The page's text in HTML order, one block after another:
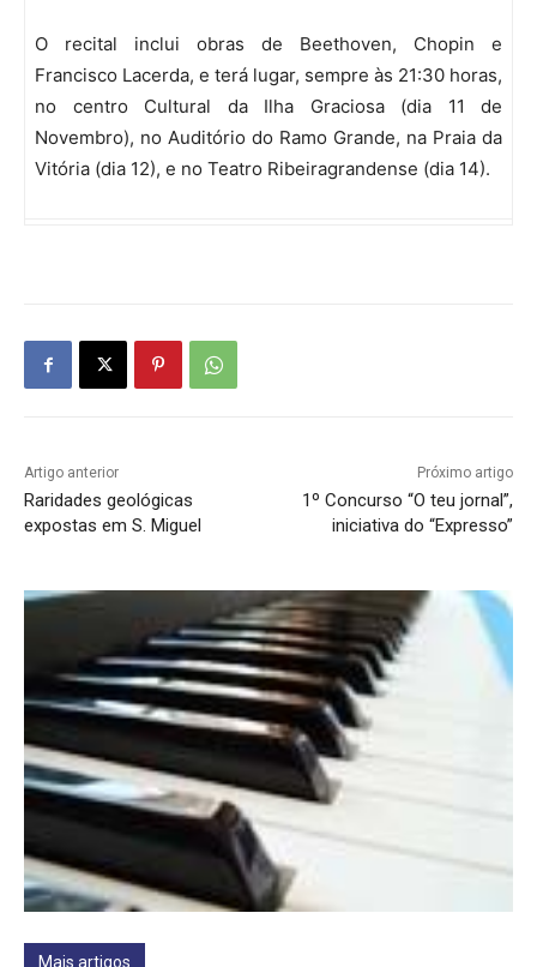
O recital inclui obras de Beethoven, Chopin e
Francisco Lacerda, e terá lugar, sempre às 21:30 horas,
no centro Cultural da Ilha Graciosa (dia 11 de
Novembro), no Auditório do Ramo Grande, na Praia da
Vitória (dia 12), e no Teatro Ribeiragrandense (dia 14).
Artigo anterior
Raridades geológicas
expostas em S. Miguel
Próximo artigo
1º Concurso “O teu jornal”,
iniciativa do “Expresso”
Mais artigos